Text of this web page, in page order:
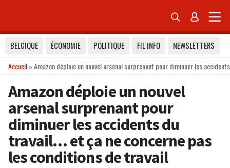
 
BELGIQUE ÉCONOMIE POLITIQUE FIL INFO
NEWSLETTERS
Accueil»Amazon déploie un nouvel arsenal surprenant pour diminuer les
Amazon déploie un nouvel
arsenal surprenant pour
diminuer les accidents du
travail… et ça ne concerne pas
les conditions de travail